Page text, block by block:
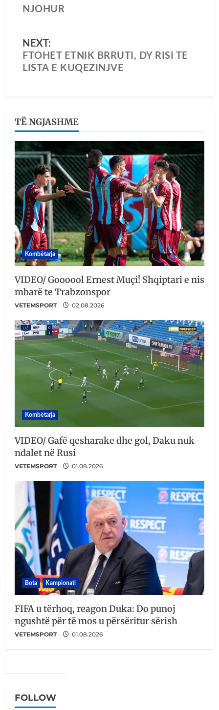
NJOHUR
NEXT:
FTOHET ETNIK BRRUTI, DY RISI TE
LISTA E KUQEZINJVE
TË NGJASHME
Kombëtarja
VIDEO/ Goooool Ernest Muçi! Shqiptari e nis
mbarë te Trabzonspor
VETEMSPORT 02.08.2026
Kombëtarja
VIDEO/ Gafë qesharake dhe gol, Daku nuk
ndalet në Rusi
VETEMSPORT 01.08.2026
Bota Kampionati
FIFA u tërhoq, reagon Duka: Do punoj
ngushtë për të mos u përsëritur sërish
VETEMSPORT 01.08.2026
FOLLOW